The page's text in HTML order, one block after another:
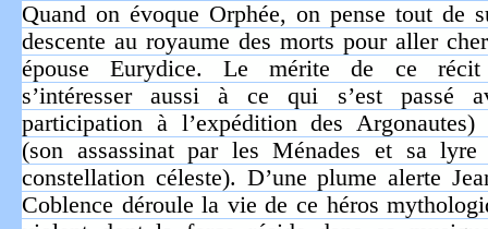
Quand on évoque Orphée, on pense tout de
descente au royaume des morts pour aller
épouse Eurydice. Le mérite de ce
s’intéresser aussi à ce qui s’est passé
participation à l’expédition des Argonautes)
(son assassinat par les Ménades et sa lyre
constellation céleste). D’une plume alerte
Coblence déroule la vie de ce héros